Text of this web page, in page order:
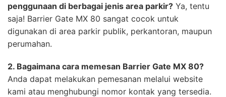
penggunaan di berbagai jenis area parkir? Ya, tentu
saja! Barrier Gate MX 80 sangat cocok untuk
digunakan di area parkir publik, perkantoran, maupun
perumahan.
2. Bagaimana cara memesan Barrier Gate MX 80?
Anda dapat melakukan pemesanan melalui website
kami atau menghubungi nomor kontak yang tersedia.